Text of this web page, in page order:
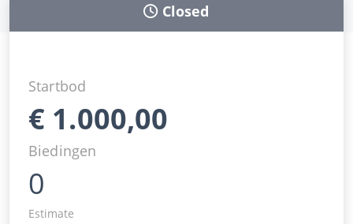
Closed
Startbod
€ 1.000,00
Biedingen
0
Estimate